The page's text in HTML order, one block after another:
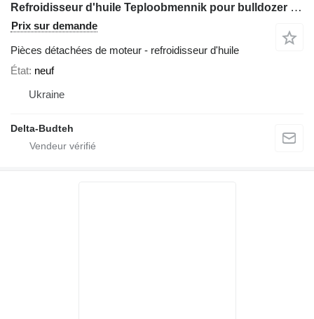
Refroidisseur d'huile Teploobmennik pour bulldozer Komatsu D61
Prix sur demande
Pièces détachées de moteur - refroidisseur d'huile
État neuf
Ukraine
Delta-Budteh